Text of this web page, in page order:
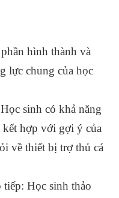
hình thành và
lực chung của học
sinh có khả năng
kết hợp với gợi ý của
về thiết bị trợ thủ cá
Học sinh thảo